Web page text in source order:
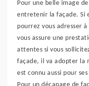
Pour une belle image
entretenir la façade. Si
pourrez vous adresser
vous assure une
attentes si vous
façade, il va adopter la
est connu aussi pour